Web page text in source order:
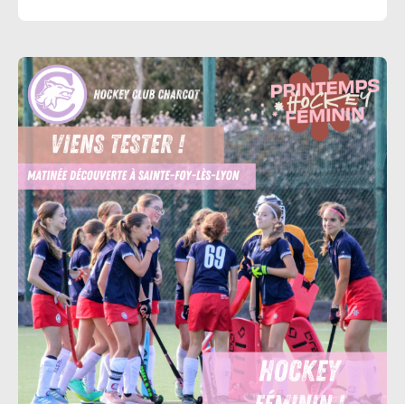
musique ou simplement venu pour passer un
bon moment, cette soirée promet d’être
sympathique et gourmande ! Les billets sont en
vente via AssoConnect: https://club-omnisport-
charcot.assoconnect.com/collect/description/690132-
f-soiree-pub-quiz-18-avril-a-la-salle-laurent-paul
Commencez dès maintenant à recruter votre
équipe !